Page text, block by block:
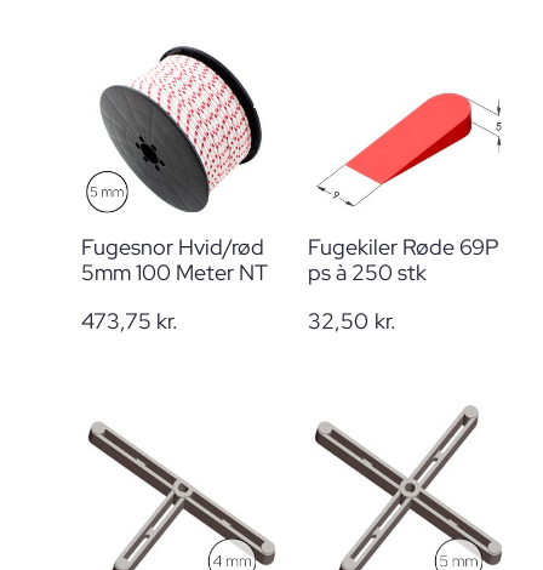
Fugesnor Hvid/rød
5mm 100 Meter NT
473,75 kr.
Fugekiler Røde 69P
ps à 250 stk
32,50 kr.